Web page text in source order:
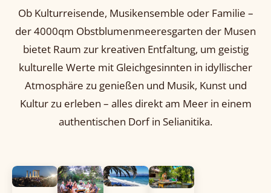
Ob Kulturreisende, Musikensemble oder Familie –
der 4000qm Obstblumenmeeresgarten der Musen
bietet Raum zur kreativen Entfaltung, um geistig
kulturelle Werte mit Gleichgesinnten in idyllischer
Atmosphäre zu genießen und Musik, Kunst und
Kultur zu erleben – alles direkt am Meer in einem
authentischen Dorf in Selianitika.